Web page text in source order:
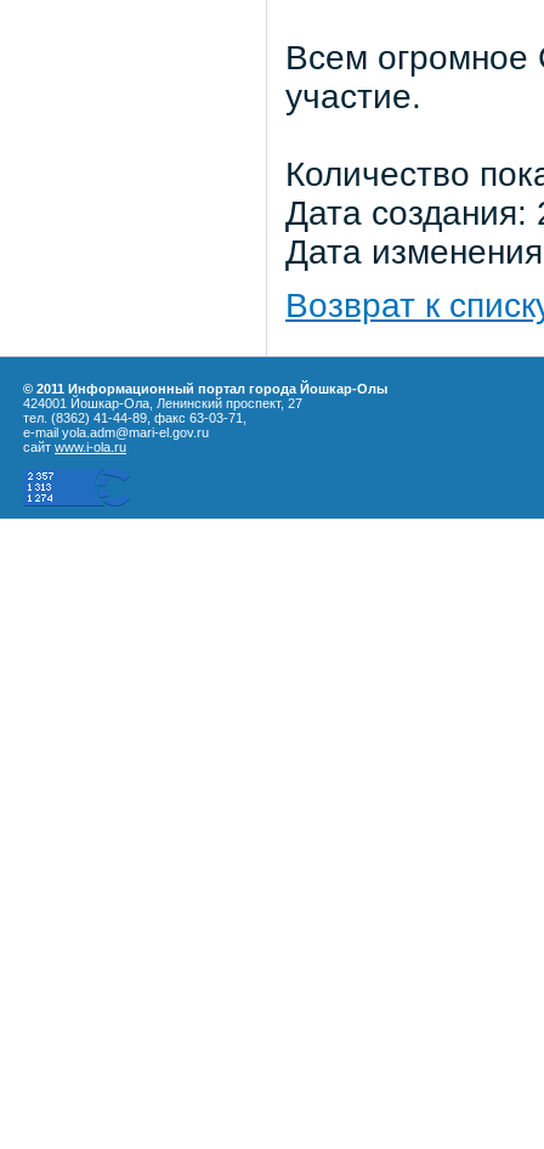
Всем огромное
участие.
Количество
Дата
Дата
Возврат к
© 2011 Информационный портал города Йошкар-Олы
424001 Йошкар-Ола, Ленинский проспект, 27
тел. (8362) 41-44-89, факс 63-03-71,
e-mail yola.adm@mari-el.gov.ru
сайт www.i-ola.ru